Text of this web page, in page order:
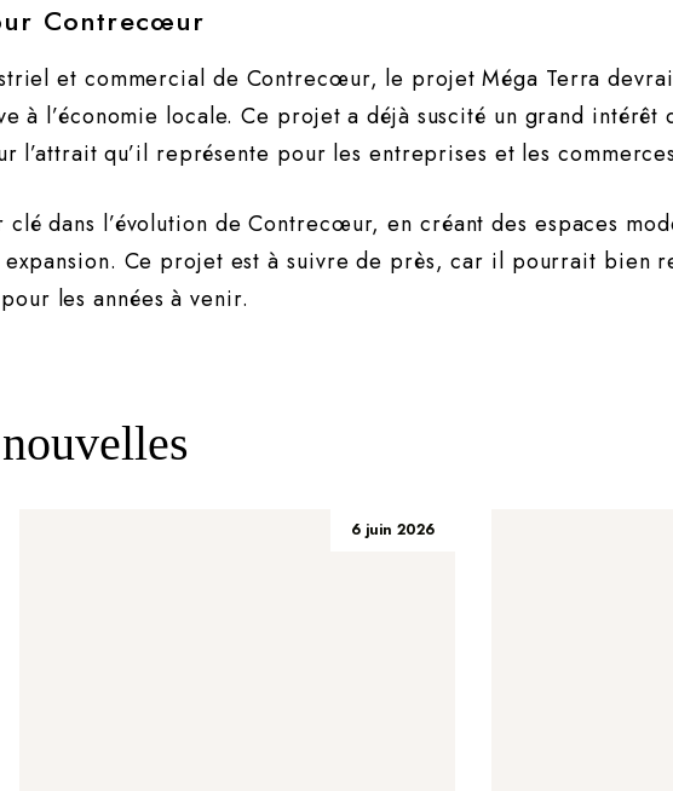
Contrecœur
et commercial de Contrecœur, le projet Méga Terra
à l’économie locale. Ce projet a déjà suscité un grand intérêt
l’attrait qu’il représente pour les entreprises et les
clé dans l’évolution de Contrecœur, en créant des espaces
expansion. Ce projet est à suivre de près, car il pourrait bien
les années à venir.
6 juin 2026